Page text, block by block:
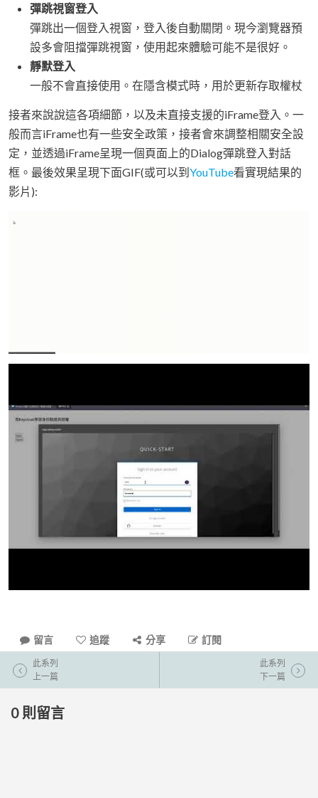
彈跳視窗登入
彈跳出一個登入視窗，登入後自動關閉。現今瀏覽器預
設多會阻擋彈跳視窗，使用起來體驗可能不是很好。
靜默登入
一般不會直接使用。在隱含模式時，用於更新存取權杖
接者來說說這各項細節，以及未直接支援的iFrame登入。一
般而言iFrame也有一些安全政策，接者會來調整相關安全設
定，並透過iFrame呈現一個頁面上的Dialog彈跳登入對話
框。最後效果呈現下面GIF(或可以到YouTube看實現結果的
影片):
留言 追蹤 分享 訂閱
此系列
上一篇
此系列
下一篇
0 則留言